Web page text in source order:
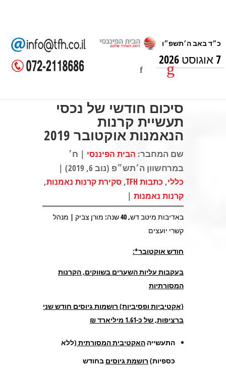
7 אוגוסט 2026
סיכום חודשי של נכסי
תעשיית קרנות
הנאמנות אוקטובר 2019
שם המחבר: הבית הפיננסי | ח׳
במרחשוון ה׳תש״פ (נוב 6, 2019) |
כללי, כתבות TFH , סקירת קרנות נאמנות,
קרנות נאמנות |
באדיבות מיטב דש, 40 שנה: מורן צביק | מנהל
קשרי יועצים
חודש אוקטובר*:
בעקבות עליות השערים בשווקים, הקרנות
המסורתיות
(אקטיביות ופסיביות) רושמות גיוסים חודש שני
ברציפות, של כ-1.61 מיליארד ₪
התעשייה האקטיבית המסורתית (ללא
כספיות) רושמת גיוסים בחודש